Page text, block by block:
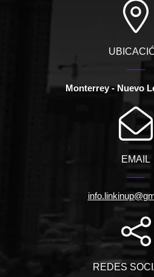
Monterrey - Nuevo
EMAIL
REDES